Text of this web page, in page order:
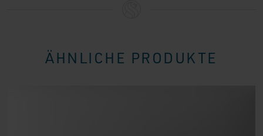
ÄHNLICHE PRODUKTE